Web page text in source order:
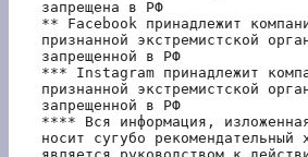
запрещена в РФ
** Facebook принадлежит
признанной экстремистской
запрещенной в РФ
*** Instagram принадлежит
признанной экстремистской
запрещенной в РФ
**** Вся информация,
носит сугубо рекомендательный